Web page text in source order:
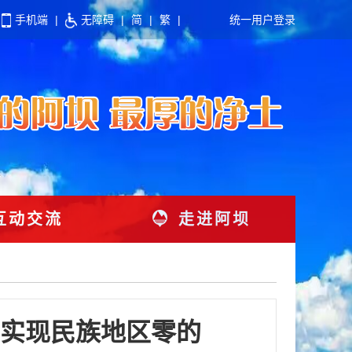
手机端 | 无障碍 | 简 | 繁 | 统一用户登录
交流 走进阿坝
现民族地区零的